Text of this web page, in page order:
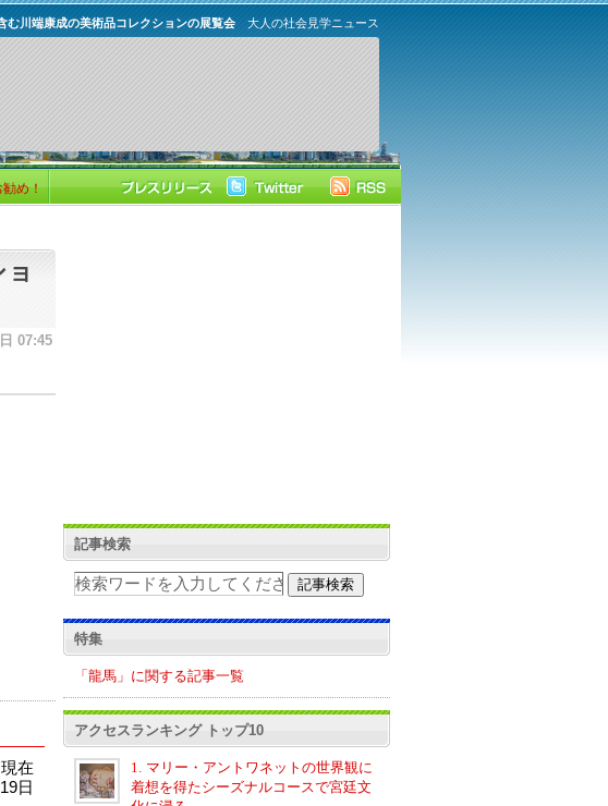
大人の社会見学ニュース
む川端康成の美術品コレクションの展覧会
め！
07:45
在
日
記事検索
特集
「龍馬」に関する記事一覧
アクセスランキング トップ10
1.
マリー・アントワネットの世界観に
着想を得たシーズナルコースで宮廷文